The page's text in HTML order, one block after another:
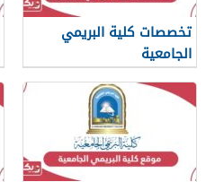
تخصصات كلية البريمي
الجامعية